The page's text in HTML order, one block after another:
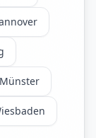
Münster